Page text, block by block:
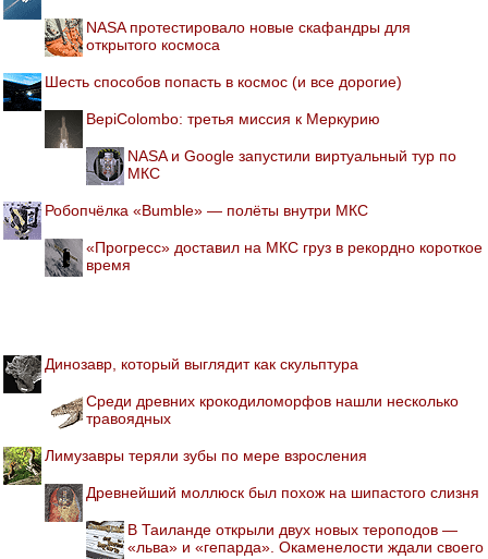
NASA протестировало новые скафандры для
открытого космоса
Шесть способов попасть в космос (и все дорогие)
BepiColombo: третья миссия к Меркурию
NASA и Google запустили виртуальный тур по
МКС
Робопчёлка «Bumble» — полёты внутри МКС
«Прогресс» доставил на МКС груз в рекордно короткое
время
Динозавр, который выглядит как скульптура
Среди древних крокодиломорфов нашли несколько
травоядных
Лимузавры теряли зубы по мере взросления
Древнейший моллюск был похож на шипастого слизня
В Таиланде открыли двух новых тероподов —
«льва» и «гепарда». Окаменелости ждали своего